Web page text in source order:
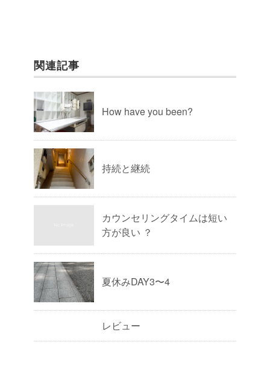
関連記事
How have you been?
持続と継続
カウンセリングタイムは短い
方が良い ？
夏休みDAY3〜4
レビュー